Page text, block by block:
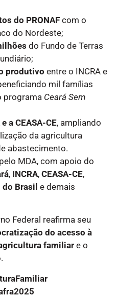
do PRONAF com o
do Nordeste;
do Fundo de Terras
produtivo entre o INCRA e
mil famílias
programa Ceará Sem
a CEASA-CE, ampliando
da agricultura
abastecimento.
MDA, com apoio do
, INCRA, CEASA-CE,
do Brasil e demais
Federal reafirma seu
do acesso à
familiar e o